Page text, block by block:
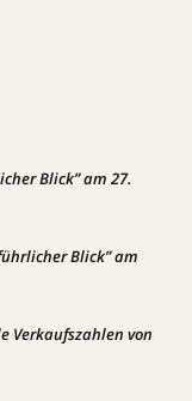
Blick” am 27.
Blick” am
Verkaufszahlen von